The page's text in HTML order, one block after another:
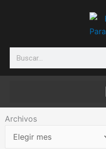
Search
Archivos
Archivos